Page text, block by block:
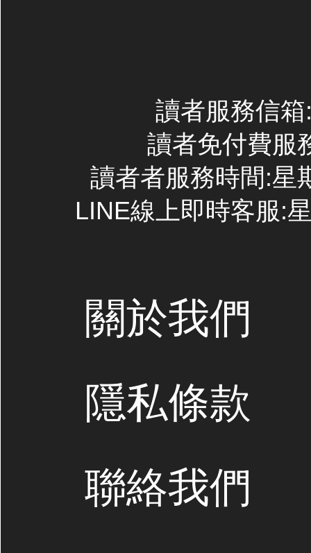
讀者服務信
讀者免付費服
讀者者服務時間:星
LINE線上即時客服:
關於我們
隱私條款
聯絡我們